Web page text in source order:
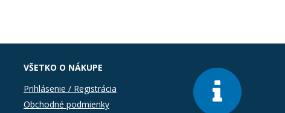
VŠETKO O NÁKUPE
Prihlásenie / Registrácia
Obchodné podmienky